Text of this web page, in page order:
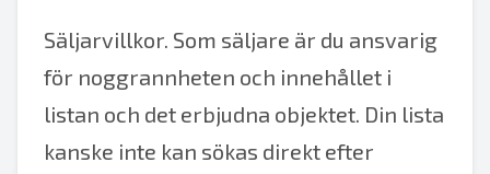
Säljarvillkor. Som säljare är du ansvarig
för noggrannheten och innehållet i
listan och det erbjudna objektet. Din lista
kanske inte kan sökas direkt efter